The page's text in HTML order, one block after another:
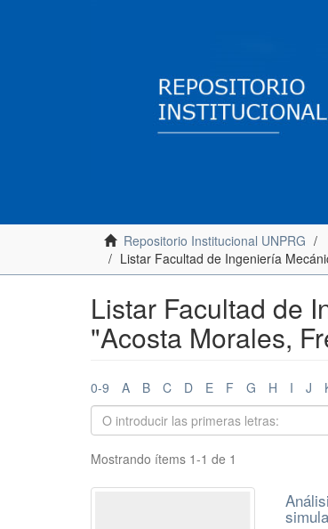
Repositorio Institucional UNPRG
Listar Facultad de Ingeniería
Listar Facultad de
"Acosta Morales,
0-9 A B C D E F G H I J
Mostrando ítems 1-1 de 1